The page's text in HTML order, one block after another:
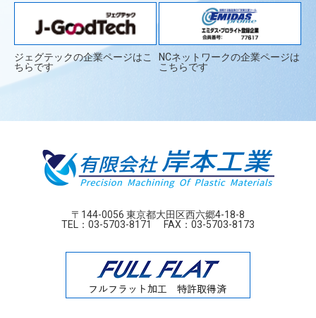
ジェグテックの企業ページはこ
ちらです
NCネットワークの企業ページは
こちらです
〒144-0056 東京都大田区西六郷4-18-8
TEL： 03-5703-8171 FAX：03-5703-8173